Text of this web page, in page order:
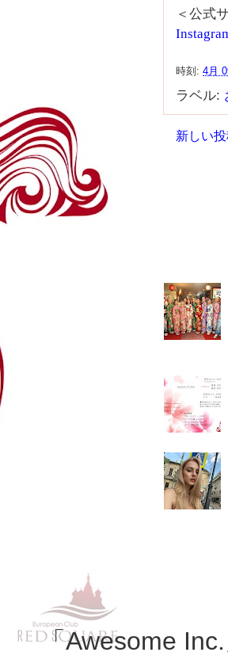
＜公式
時刻: 4月
ラベル:
新しい
「Awesome